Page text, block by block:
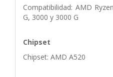
Compatibilidad: AMD
G, 3000 y 3000 G
Chipset
Chipset: AMD A520